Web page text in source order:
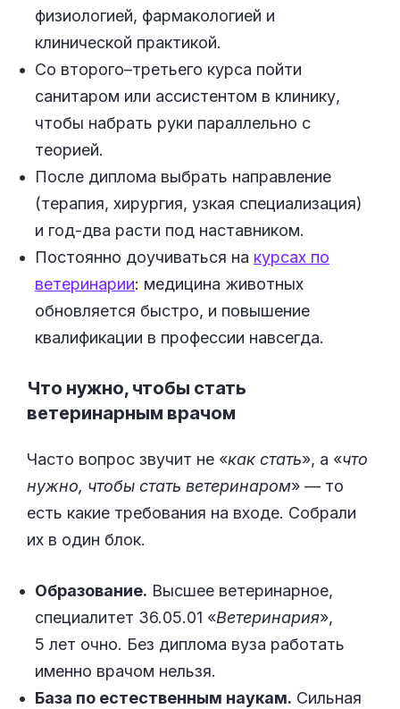
физиологией, фармакологией и
клинической практикой.
Со второго–третьего курса пойти
санитаром или ассистентом в клинику,
чтобы набрать руки параллельно с
теорией.
После диплома выбрать направление
(терапия, хирургия, узкая специализация)
и год-два расти под наставником.
Постоянно доучиваться на курсах по
ветеринарии: медицина животных
обновляется быстро, и повышение
квалификации в профессии навсегда.
Что нужно, чтобы стать
ветеринарным врачом
Часто вопрос звучит не «как стать», а «что
нужно, чтобы стать ветеринаром» — то
есть какие требования на входе. Собрали
их в один блок.
Образование. Высшее ветеринарное,
специалитет 36.05.01 «Ветеринария»,
5 лет очно. Без диплома вуза работать
именно врачом нельзя.
База по естественным наукам. Сильная